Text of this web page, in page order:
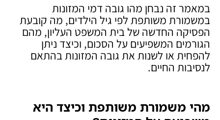
במאמר זה נבחן מהו גובה דמי המזונות
במשמורת משותפת לפי גיל הילדים, מה קובעת
הפסיקה החדשה של בית המשפט העליון, מהם
הגורמים המשפיעים על הסכום, וכיצד ניתן
להפחית או לשנות את גובה המזונות בהתאם
לנסיבות החיים.
מהי משמורת משותפת וכיצד היא